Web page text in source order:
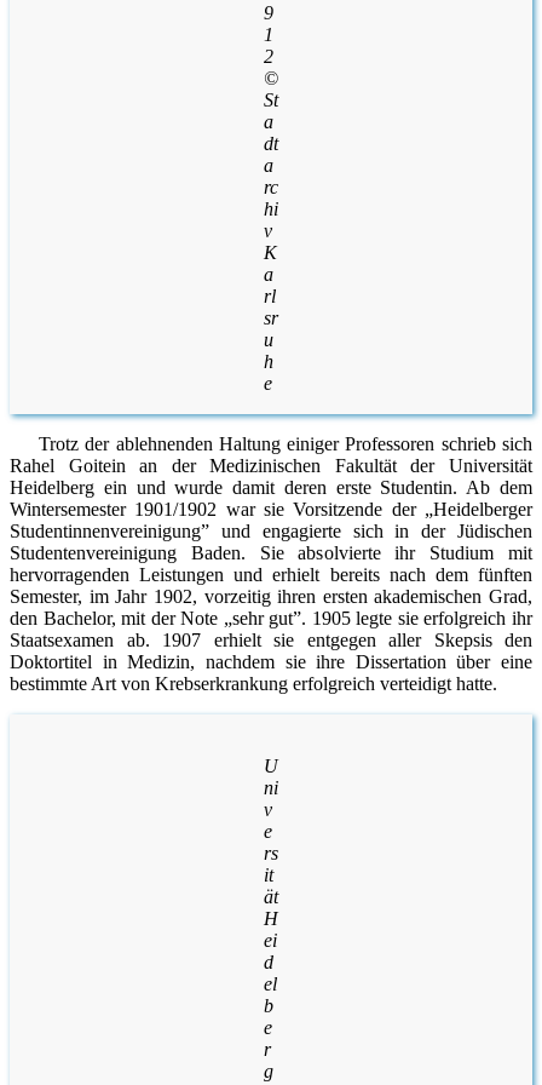
9
1
2
©
St
a
dt
a
rc
hi
v
K
a
rl
sr
u
h
e
Trotz der ablehnenden Haltung einiger Professoren schrieb sich
Rahel Goitein an der Medizinischen Fakultät der Universität
Heidelberg ein und wurde damit deren erste Studentin. Ab dem
Wintersemester 1901/1902 war sie Vorsitzende der „Heidelberger
Studentinnenvereinigung” und engagierte sich in der Jüdischen
Studentenvereinigung Baden. Sie absolvierte ihr Studium mit
hervorragenden Leistungen und erhielt bereits nach dem fünften
Semester, im Jahr 1902, vorzeitig ihren ersten akademischen Grad,
den Bachelor, mit der Note „sehr gut”. 1905 legte sie erfolgreich ihr
Staatsexamen ab. 1907 erhielt sie entgegen aller Skepsis den
Doktortitel in Medizin, nachdem sie ihre Dissertation über eine
bestimmte Art von Krebserkrankung erfolgreich verteidigt hatte.
U
ni
v
e
rs
it
ät
H
ei
d
el
b
e
r
g